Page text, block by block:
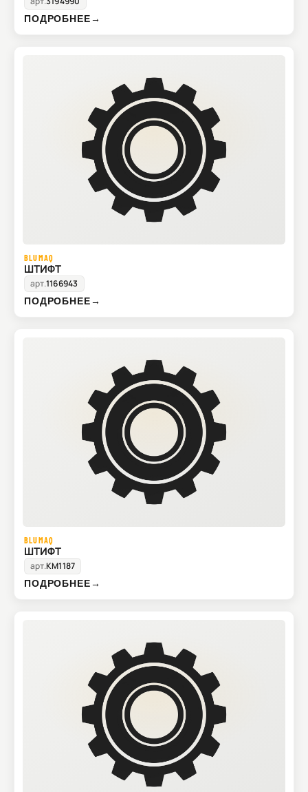
ПОДРОБНЕЕ→
BLUMAQ
ШТИФТ
арт.1166943
ПОДРОБНЕЕ→
BLUMAQ
ШТИФТ
арт.KM1187
ПОДРОБНЕЕ→